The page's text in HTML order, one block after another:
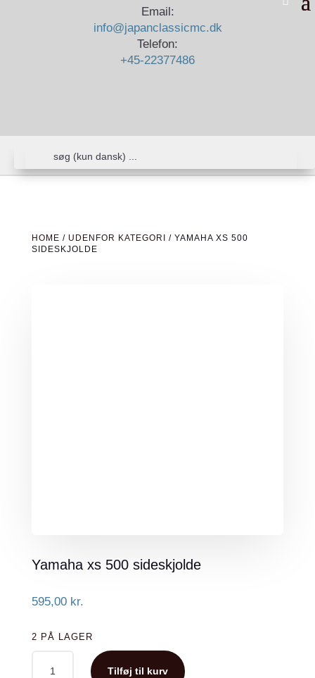
Email:
info@japanclassicmc.dk
Telefon:
+45-22377486
HOME / UDENFOR KATEGORI
/ YAMAHA XS 500
SIDESKJOLDE
Yamaha xs 500 sideskjolde
595,00 kr.
2 PÅ LAGER
Tilføj til kurv